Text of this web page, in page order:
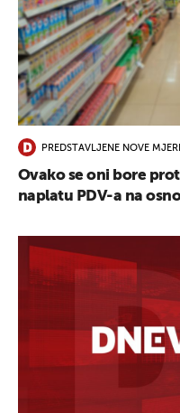
PREDSTAVLJENE NOVE
Ovako se oni bore
naplatu PDV-a na